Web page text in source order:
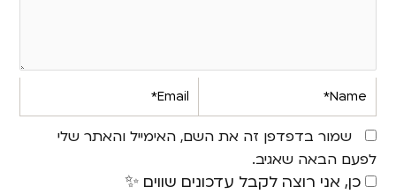
Name*
Email*
שמור בדפדפן זה את השם, האימייל והאתר שלי
לפעם הבאה שאגיב.
כן, אני רוצה לקבל עדכונים שווים ✨